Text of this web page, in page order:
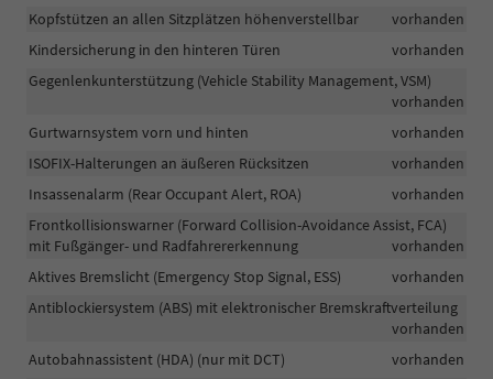
Kopfstützen an allen Sitzplätzen höhenverstellbar
vorhanden
Kindersicherung in den hinteren Türen
vorhanden
Gegenlenkunterstützung (Vehicle Stability Management, VSM)
vorhanden
Gurtwarnsystem vorn und hinten
vorhanden
ISOFIX-Halterungen an äußeren Rücksitzen
vorhanden
Insassenalarm (Rear Occupant Alert, ROA)
vorhanden
Frontkollisionswarner (Forward Collision-Avoidance Assist, FCA)
mit Fußgänger- und Radfahrererkennung
vorhanden
Aktives Bremslicht (Emergency Stop Signal, ESS)
vorhanden
Antiblockiersystem (ABS) mit elektronischer Bremskraftverteilung
vorhanden
Autobahnassistent (HDA) (nur mit DCT)
vorhanden